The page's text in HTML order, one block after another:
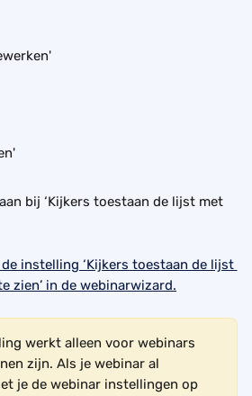
bij ‘Kijkers toestaan de lijst met
werkt alleen voor webinars
zijn. Als je webinar al
je de webinar instellingen op